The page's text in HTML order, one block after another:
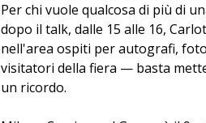
Per chi vuole qualcosa di più di
dopo il talk, dalle 15 alle 16,
nell'area ospiti per autografi,
visitatori della fiera — basta
un ricordo.